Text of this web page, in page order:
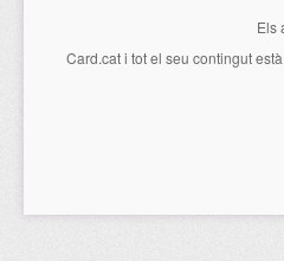
Els
Card.cati tot el seu contingut